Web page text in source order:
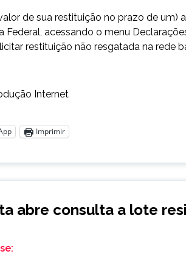
de sua restituição no prazo de um)
Federal, acessando o menu
restituição não resgatada na rede
Internet
Imprimir
abre consulta a lote